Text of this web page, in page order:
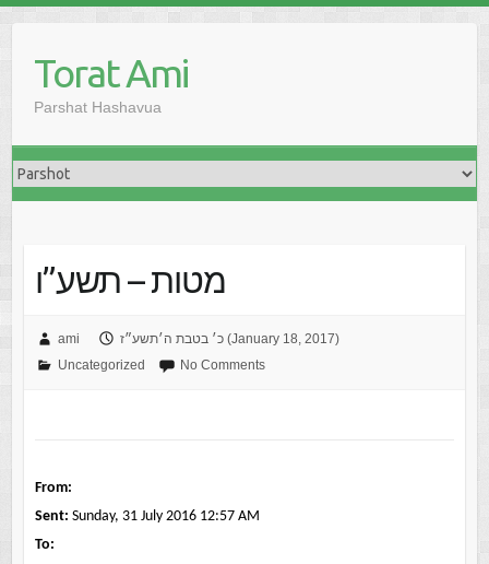
Torat Ami
Parshat Hashavua
מטות – תשע”ו
ami
כ׳ בטבת ה׳תשע״ז (January 18, 2017)
Uncategorized
No Comments
From:
Sent: Sunday, 31 July 2016 12:57 AM
To: